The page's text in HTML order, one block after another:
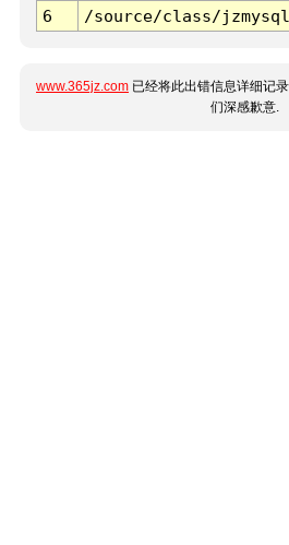
6
/source/class/
www.365jz.com 已经将此出错信息详细记
们深感歉意.